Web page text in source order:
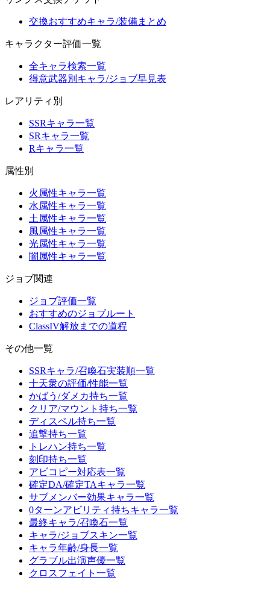
交換おすすめキャラ/装備まとめ
キャラクター評価一覧
全キャラ検索一覧
得意武器別キャラ/ジョブ早見表
レアリティ別
SSRキャラ一覧
SRキャラ一覧
Rキャラ一覧
属性別
火属性キャラ一覧
水属性キャラ一覧
土属性キャラ一覧
風属性キャラ一覧
光属性キャラ一覧
闇属性キャラ一覧
ジョブ関連
ジョブ評価一覧
おすすめのジョブルート
ClassIV解放までの道程
その他一覧
SSRキャラ/召喚石実装順一覧
十天衆の評価/性能一覧
かばう/ダメカ持ち一覧
クリア/マウント持ち一覧
ディスペル持ち一覧
追撃持ち一覧
トレハン持ち一覧
刻印持ち一覧
アビコピー対応表一覧
確定DA/確定TAキャラ一覧
サブメンバー効果キャラ一覧
0ターンアビリティ持ちキャラ一覧
最終キャラ/召喚石一覧
キャラ/ジョブスキン一覧
キャラ年齢/身長一覧
グラブル出演声優一覧
クロスフェイト一覧